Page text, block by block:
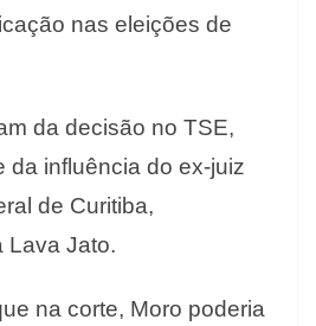
nas eleições de
da decisão no TSE,
da influência do ex-juiz
de Curitiba,
Lava Jato.
na corte, Moro poderia